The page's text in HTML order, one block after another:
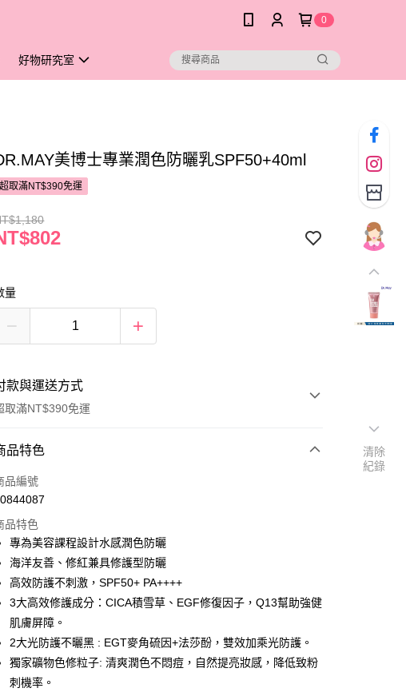
0
好物研究室
美博士專業潤色防曬乳SPF50+40ml
超取滿NT$390免運
量
款與運送方式
取滿NT$390免運
付款方式
支付
超商取貨付款
Pay
Apple Pay
街口支付
悠遊付
Google Pay
品特色
品編號
品特色
專為美容課程設計水感潤色防曬
海洋友善、修紅兼具修護型防曬
高效防護不刺激，SPF50+ PA++++
3大高效修護成分：CICA積雪草、EGF修復因子，Q13幫助強健
肌膚屏障。
2大光防護不曬黑 : EGT麥角硫因+法莎酚，雙效加乘光防護。
獨家礦物色修粒子: 清爽潤色不悶痘，自然提亮妝感，降低致粉
刺機率。
清除
紀錄